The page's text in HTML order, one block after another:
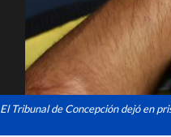
El Tribunal de Concepción dejó en